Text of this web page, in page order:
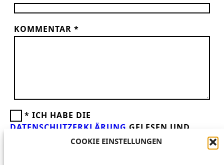
COOKIE EINSTELLUNGEN
KOMMENTAR *
* ICH HABE DIE
DATENSCHUTZERKLÄRUNG GELESEN UND
AKZEPTIERE DIESE.WIR FREUEN UNS ÜBER